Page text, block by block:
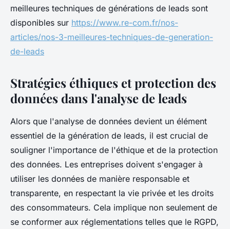
meilleures techniques de générations de leads sont
disponibles sur https://www.re-com.fr/nos-
articles/nos-3-meilleures-techniques-de-generation-
de-leads
Stratégies éthiques et protection des
données dans l'analyse de leads
Alors que l'analyse de données devient un élément
essentiel de la génération de leads, il est crucial de
souligner l'importance de l'éthique et de la protection
des données. Les entreprises doivent s'engager à
utiliser les données de manière responsable et
transparente, en respectant la vie privée et les droits
des consommateurs. Cela implique non seulement de
se conformer aux réglementations telles que le RGPD,